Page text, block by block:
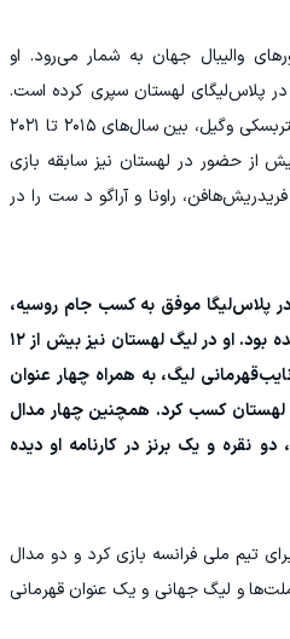
والیبال جهان به شمار می‌رود. او
پلاس‌لیگای لهستان سپری کرده است.
این بازیکن پیش از پیوستن به یاستربسکی وگیل، بین سال‌های ۲۰۱۵ تا ۲۰۲۱
از حضور در لهستان نیز سابقه بازی
راونا و آراگو د ست را در
پلاس‌لیگا موفق به کسب جام روسیه،
جام آلمان و قهرمانی لیگ آلمان شده بود. او در لیگ لهستان نیز بیش از ۱۲
لیگ، به همراه چهار عنوان
کسب کرد. همچنین چهار مدال
نقره و یک برنز در کارنامه او دیده
عرصه ملی نیز ۱۵ سال برای تیم ملی فرانسه بازی کرد و دو مدال
و لیگ جهانی و یک عنوان قهرمانی